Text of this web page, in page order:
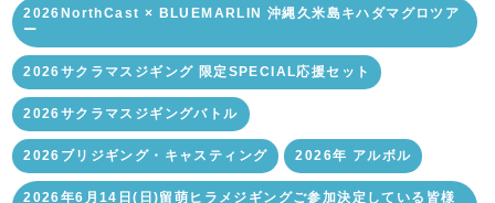
2026NorthCast × BLUEMARLIN 沖縄久米島キハダマグロツア
ー
2026サクラマスジギング 限定SPECIAL応援セット
2026サクラマスジギングバトル
2026ブリジギング・キャスティング 2026年 アルボル
2026年6月14日(日)留萌ヒラメジギングご参加決定している皆様